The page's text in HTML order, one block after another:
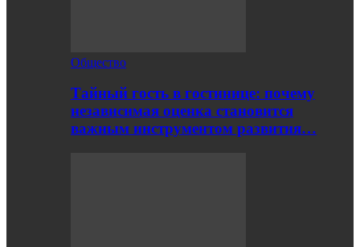
Общество
Тайный гость в гостинице: почему
независимая оценка становится
важным инструментом развития…